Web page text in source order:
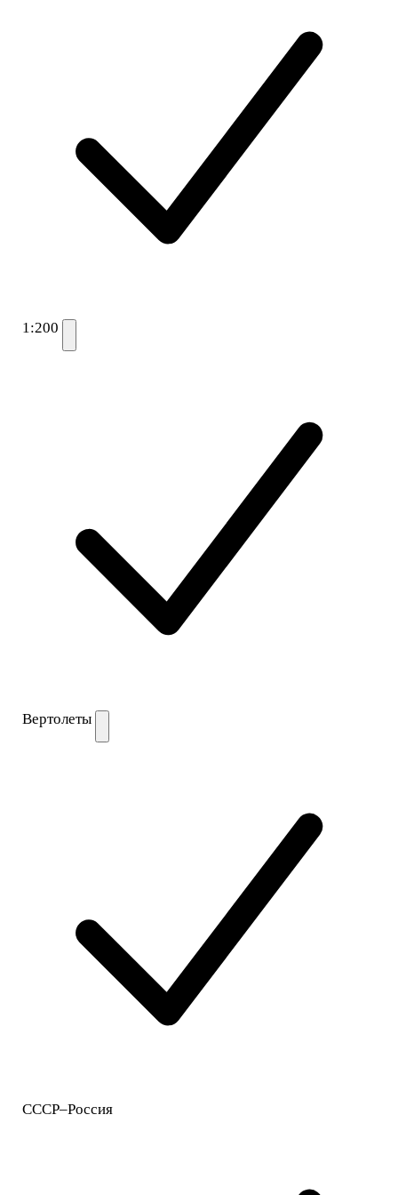
1:200
Вертолеты
СССР–Россия